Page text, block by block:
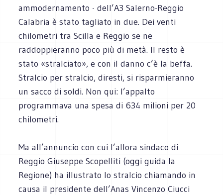
ammodernamento - dell’A3 Salerno-Reggio
Calabria è stato tagliato in due. Dei venti
chilometri tra Scilla e Reggio se ne
raddoppieranno poco più di metà. Il resto è
stato «stralciato», e con il danno c’è la beffa.
Stralcio per stralcio, diresti, si risparmieranno
un sacco di soldi. Non qui: l’appalto
programmava una spesa di 634 milioni per 20
chilometri.
Ma all’annuncio con cui l’allora sindaco di
Reggio Giuseppe Scopelliti (oggi guida la
Regione) ha illustrato lo stralcio chiamando in
causa il presidente dell’Anas Vincenzo Ciucci